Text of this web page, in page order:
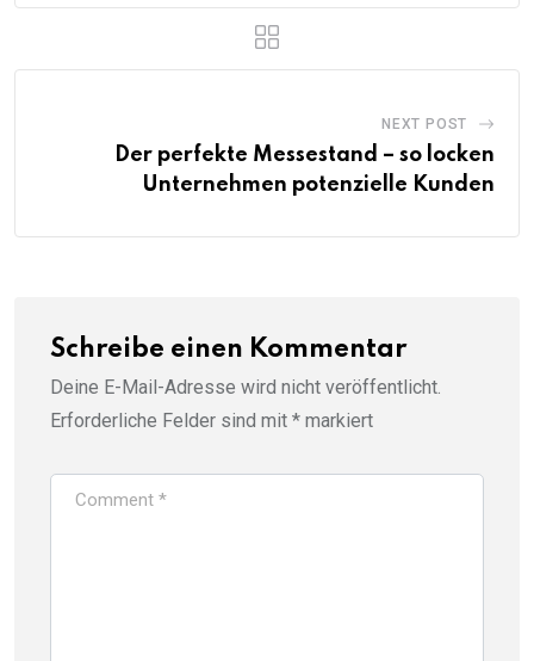
NEXT POST
Der perfekte Messestand – so locken
Unternehmen potenzielle Kunden
Schreibe einen Kommentar
Deine E-Mail-Adresse wird nicht veröffentlicht.
Erforderliche Felder sind mit * markiert